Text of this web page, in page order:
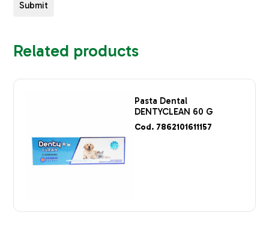
Related products
Pasta Dental
DENTYCLEAN 60 G
Cod. 7862101611157